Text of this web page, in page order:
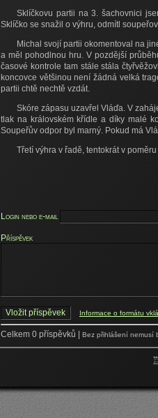
Sklíčkovu partii na 3. šachovnici
Sklíčko se snažil o výhru, odmítl
Michal svojí partii okomentoval na
a měl pohodlnou hru. V pozdější
časové kontrole tam stále stála
koncovce většinou není žádná velká
partii chtě nechtě vzdát.
Skóre zápasu uzavřel Vláďa. V
tlak na královském křídle a díky malé
Soupeřův odpor byl marný. Pokud má
Třetí výhra v řadě, tentokrát v
Login nebo e-mail
Příspěvek
Informace o formátu
Celkem 0 příspěvků | Bez přihlášení nemusí